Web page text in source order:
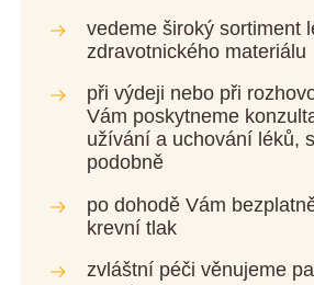
vedeme široký sortiment
zdravotnického materiálu
při výdeji nebo při
Vám poskytneme
užívání a uchování léků,
podobně
po dohodě Vám
krevní tlak
zvláštní péči věnujeme